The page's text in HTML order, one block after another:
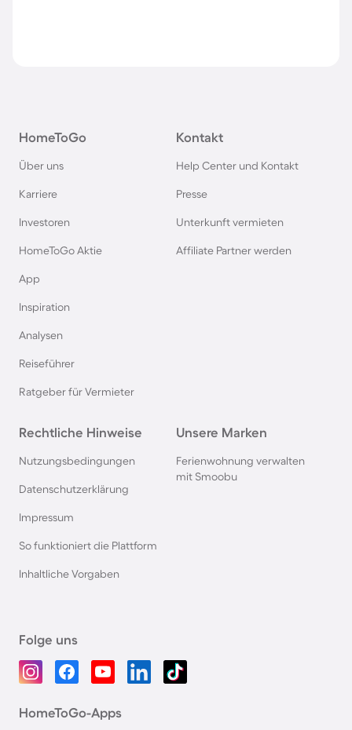
HomeToGo
Über uns
Karriere
Investoren
HomeToGo Aktie
App
Inspiration
Analysen
Reiseführer
Ratgeber für Vermieter
Kontakt
Help Center und Kontakt
Presse
Unterkunft vermieten
Affiliate Partner werden
Rechtliche Hinweise
Nutzungsbedingungen
Datenschutzerklärung
Impressum
So funktioniert die Plattform
Inhaltliche Vorgaben
Unsere Marken
Ferienwohnung verwalten
mit Smoobu
Folge uns
HomeToGo-Apps